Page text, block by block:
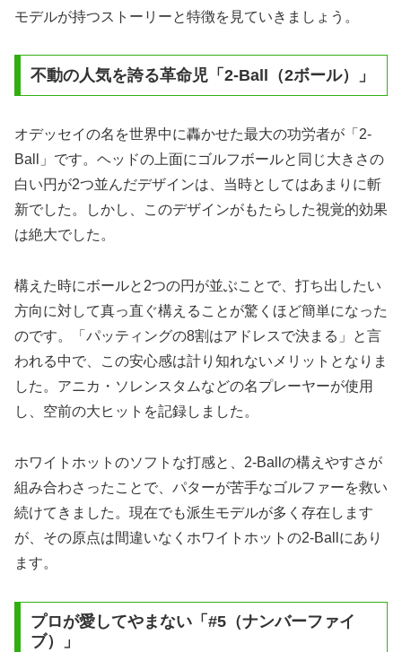
モデルが持つストーリーと特徴を見ていきましょう。
不動の人気を誇る革命児「2-Ball（2ボール）」
オデッセイの名を世界中に轟かせた最大の功労者が「2-
Ball」です。ヘッドの上面にゴルフボールと同じ大きさの
白い円が2つ並んだデザインは、当時としてはあまりに斬
新でした。しかし、このデザインがもたらした視覚的効果
は絶大でした。
構えた時にボールと2つの円が並ぶことで、打ち出したい
方向に対して真っ直ぐ構えることが驚くほど簡単になった
のです。「パッティングの8割はアドレスで決まる」と言
われる中で、この安心感は計り知れないメリットとなりま
した。アニカ・ソレンスタムなどの名プレーヤーが使用
し、空前の大ヒットを記録しました。
ホワイトホットのソフトな打感と、2-Ballの構えやすさが
組み合わさったことで、パターが苦手なゴルファーを救い
続けてきました。現在でも派生モデルが多く存在します
が、その原点は間違いなくホワイトホットの2-Ballにあり
ます。
プロが愛してやまない「#5（ナンバーファイ
ブ）」